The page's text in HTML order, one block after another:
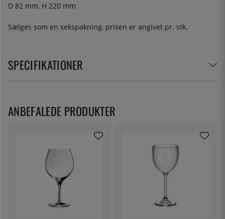
D 82 mm, H 220 mm
Sælges som en sekspakning, prisen er angivet pr. stk.
SPECIFIKATIONER
ANBEFALEDE PRODUKTER